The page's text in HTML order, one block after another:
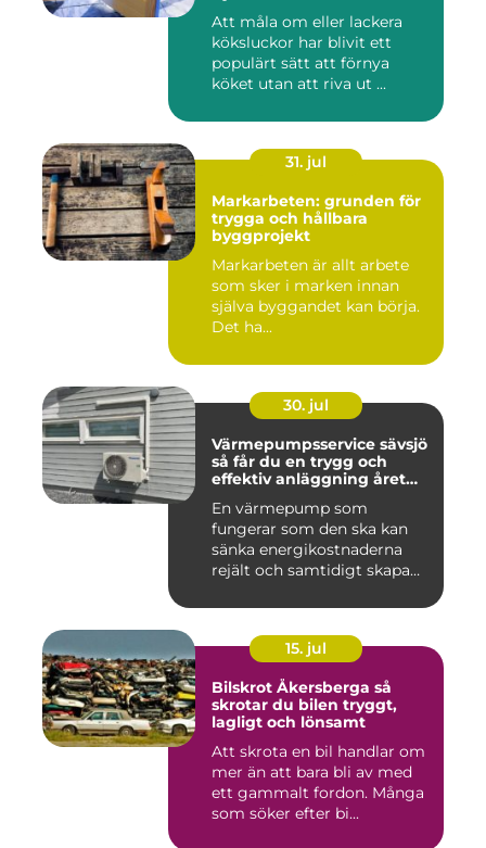
Att måla om eller lackera
köksluckor har blivit ett
populärt sätt att förnya
köket utan att riva ut ...
31. jul
Markarbeten: grunden för
trygga och hållbara
byggprojekt
Markarbeten är allt arbete
som sker i marken innan
själva byggandet kan börja.
Det ha...
30. jul
Värmepumpsservice sävsjö
så får du en trygg och
effektiv anläggning året
En värmepump som
fungerar som den ska kan
sänka energikostnaderna
rejält och samtidigt skapa
15. jul
Bilskrot Åkersberga så
skrotar du bilen tryggt,
lagligt och lönsamt
Att skrota en bil handlar om
mer än att bara bli av med
ett gammalt fordon. Många
som söker efter bi...